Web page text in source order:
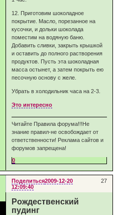
12. Приготовим шоколадное
покрытие. Масло, порезанное на
кусочки, и дольки шоколада
поместим на водяную баню.
Добавить сливки, закрыть крышкой
и оставить до полного растворения
продуктов. Пусть эта шоколадная
масса остынет, а затем покрыть ею
песочную основу с желе.
Убрать в холодильник часа на 2-3.
Это интересно
Читайте Правила форума!!!Не
знание правил-не освобождает от
ответственности! Реклама сайтов и
форумов запрещена!
0
Поделиться 27
2009-12-20
12:09:40
Рождественский
пудинг